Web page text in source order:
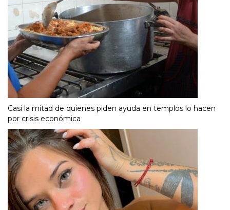
Casi la mitad de quienes piden ayuda en templos lo hacen
por crisis económica